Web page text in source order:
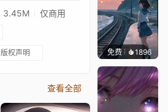
3.45M 仅商用
版权声明
查看全部
免费 1896辰东